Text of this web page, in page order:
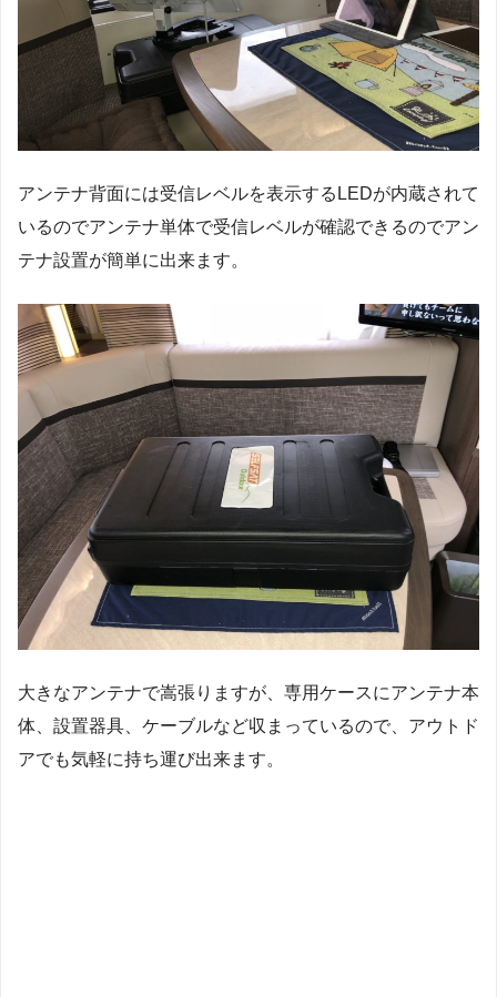
アンテナ背面には受信レベルを表示するLEDが内蔵されて
いるのでアンテナ単体で受信レベルが確認できるのでアン
テナ設置が簡単に出来ます。
大きなアンテナで嵩張りますが、専用ケースにアンテナ本
体、設置器具、ケーブルなど収まっているので、アウトド
アでも気軽に持ち運び出来ます。